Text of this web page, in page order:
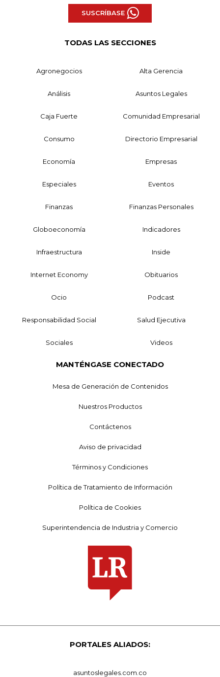
SUSCRÍBASE
TODAS LAS SECCIONES
Agronegocios Alta Gerencia
Análisis Asuntos Legales
Caja Fuerte Comunidad Empresarial
Consumo Directorio Empresarial
Economía Empresas
Especiales Eventos
Finanzas Finanzas Personales
Globoeconomía Indicadores
Infraestructura Inside
Internet Economy Obituarios
Ocio Podcast
Responsabilidad Social Salud Ejecutiva
Sociales Videos
MANTÉNGASE CONECTADO
Mesa de Generación de Contenidos
Nuestros Productos
Contáctenos
Aviso de privacidad
Términos y Condiciones
Política de Tratamiento de Información
Política de Cookies
Superintendencia de Industria y Comercio
PORTALES ALIADOS:
asuntoslegales.com.co